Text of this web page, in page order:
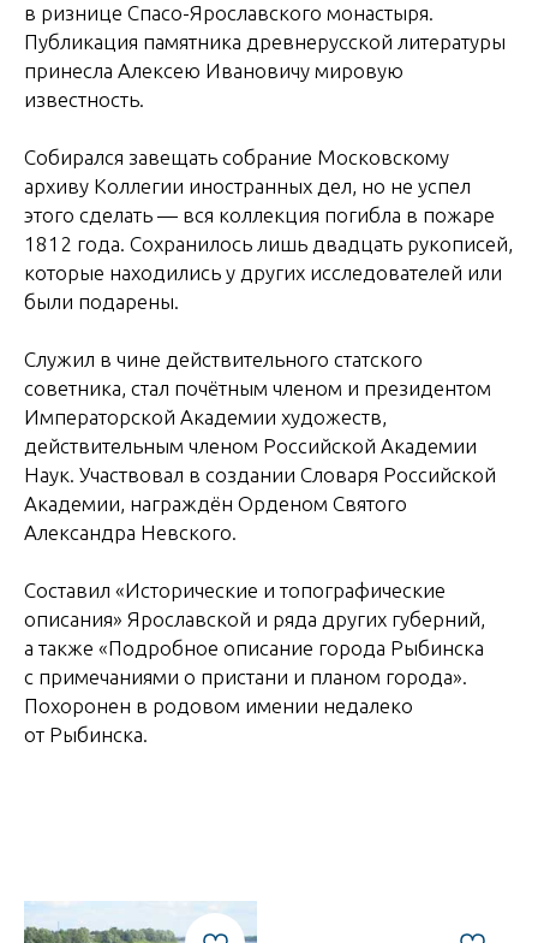
в ризнице Спасо-Ярославского монастыря.
Публикация памятника древнерусской литературы
принесла Алексею Ивановичу мировую
известность.
Собирался завещать собрание Московскому
архиву Коллегии иностранных дел, но не успел
этого сделать — вся коллекция погибла в пожаре
1812 года. Сохранилось лишь двадцать рукописей,
которые находились у других исследователей или
были подарены.
Служил в чине действительного статского
советника, стал почётным членом и президентом
Императорской Академии художеств,
действительным членом Российской Академии
Наук. Участвовал в создании Словаря Российской
Академии, награждён Орденом Святого
Александра Невского.
Составил «Исторические и топографические
описания» Ярославской и ряда других губерний,
а также «Подробное описание города Рыбинска
с примечаниями о пристани и планом города».
Похоронен в родовом имении недалеко
от Рыбинска.